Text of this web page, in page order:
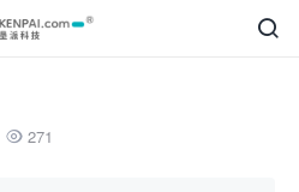

 271